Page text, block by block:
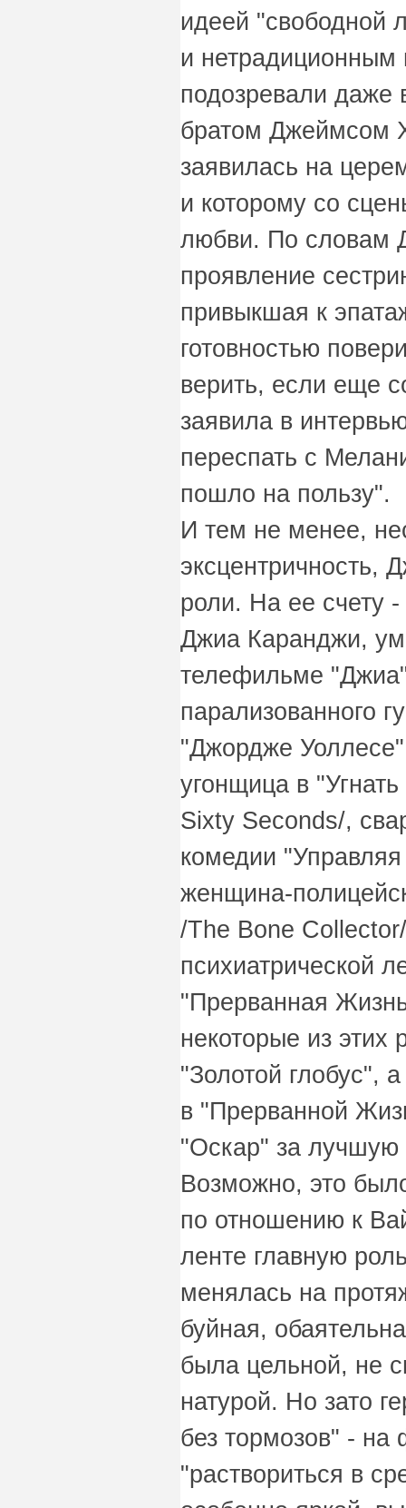
идеей "свободной
и
подозревали даже
братом Джеймсом
заявилась на
и которому со
любви. По словам
проявление
привыкшая к
готовностью
верить, если еще
заявила в
переспать с
пошло на пользу".
И тем не менее,
эксцентричность,
роли. На ее счету
Джиа Каранджи,
телефильме
парализованного
"Джордже
угонщица в
Sixty Seconds/,
комедии
женщина-
/The Bone
психиатрической
"Прерванная
некоторые из этих
"Золотой глобус",
в "Прерванной
"Оскар" за лучшую
Возможно, это
по отношению к
ленте главную
менялась на
буйная,
была цельной, не
натурой. Но зато
без тормозов" -
"раствориться в